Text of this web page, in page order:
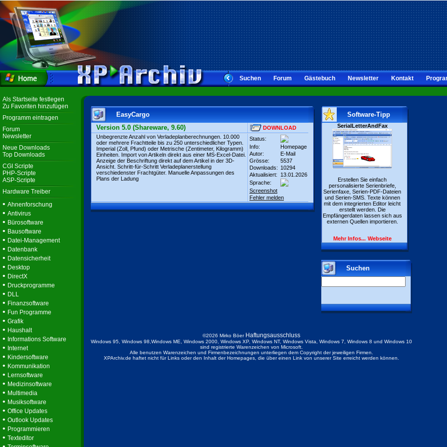
Suchen Forum Gästebuch Newsletter Kontakt
Als Startseite festlegen
Zu Favoriten hinzufügen
Programm eintragen
Forum
Newsletter
Neue Downloads
Top Downloads
CGI Scripte
PHP-Scripte
ASP-Scripte
Hardware Treiber
• Ahnenforschung
• Antivirus
• Bürosoftware
• Bausoftware
• Datei-Management
• Datenbank
• Datensicherheit
• Desktop
• DirectX
• Druckprogramme
• DLL
• Finanzsoftware
• Fun Programme
• Grafik
• Haushalt
• Informations Software
• Internet
• Kindersoftware
• Kommunikation
• Lernsoftware
• Medizinsoftware
• Multimedia
• Musiksoftware
• Office Updates
• Outlook Updates
• Programmieren
• Texteditor
EasyCargo
Version 5.0 (Shareware, 9.60)
DOWNLOAD
Unbegrenzte Anzahl von Verladeplanberechnungen. 10.000
oder mehrere Frachtteile bis zu 250 unterschiedlicher Typen.
Imperial (Zoll, Pfund) oder Metrische (Zentimeter, Kilogramm)
Einheiten. Import von Artikeln direkt aus einer MS-Excel-Datei.
Anzeige der Beschriftung direkt auf dem Artikel in der 3D-
Ansicht. Schritt-für-Schritt Verladeplanerstellung
verschiedenster Frachtgüter. Manuelle Anpassungen des
Plans der Ladung
Status:
Info:
Homepage
Autor:
E-Mail
Grösse:
5537
Downloads: 10294
Aktualisiert:
13.01.2026
Sprache:
Screenshot
Fehler melden
Software-Tipp
SerialLetterAndFax
Erstellen Sie einfach
personalisierte Serienbriefe,
Serienfaxe, Serien-PDF-Dateien
und Serien-SMS. Texte können
mit dem integrierten Editor leicht
erstellt werden. Die
Empfängerdaten lassen sich aus
externen Quellen importieren.
Mehr Infos... Webseite
Suchen
©2026 Mirko Böer Haftungsausschluss
Windows 95, Windows 98,Windows ME, Windows 2000, Windows XP, Windows NT, Windows Vista, Windows 7, Windows 8 und Windows 10
sind registrierte Warenzeichen von Microsoft.
Alle benutzen Warenzeichen und Firmenbezeichnungen unterliegen dem Copyright der jeweiligen Firmen.
XPArchiv.de haftet nicht für Links oder den Inhalt der Homepages, die über einen Link von unserer Site erreicht werden können.